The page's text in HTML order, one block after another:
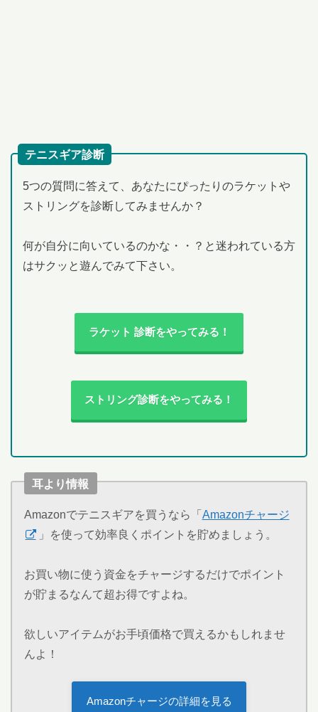
テニスギア診断
5つの質問に答えて、あなたにぴったりのラケットや
ストリングを診断してみませんか？
何が自分に向いているのかな・・？と迷われている方
はサクッと遊んでみて下さい。
ラケット 診断をやってみる！
ストリング診断をやってみる！
耳より情報
Amazonでテニスギアを買うなら「Amazonチャージ
」を使って効率良くポイントを貯めましょう。
お買い物に使う資金をチャージするだけでポイント
が貯まるなんて超お得ですよね。
欲しいアイテムがお手頃価格で買えるかもしれませ
んよ！
Amazonチャージの詳細を見る